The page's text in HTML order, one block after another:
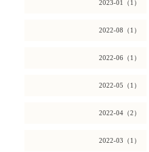
2023-01（1）
2022-08（1）
2022-06（1）
2022-05（1）
2022-04（2）
2022-03（1）